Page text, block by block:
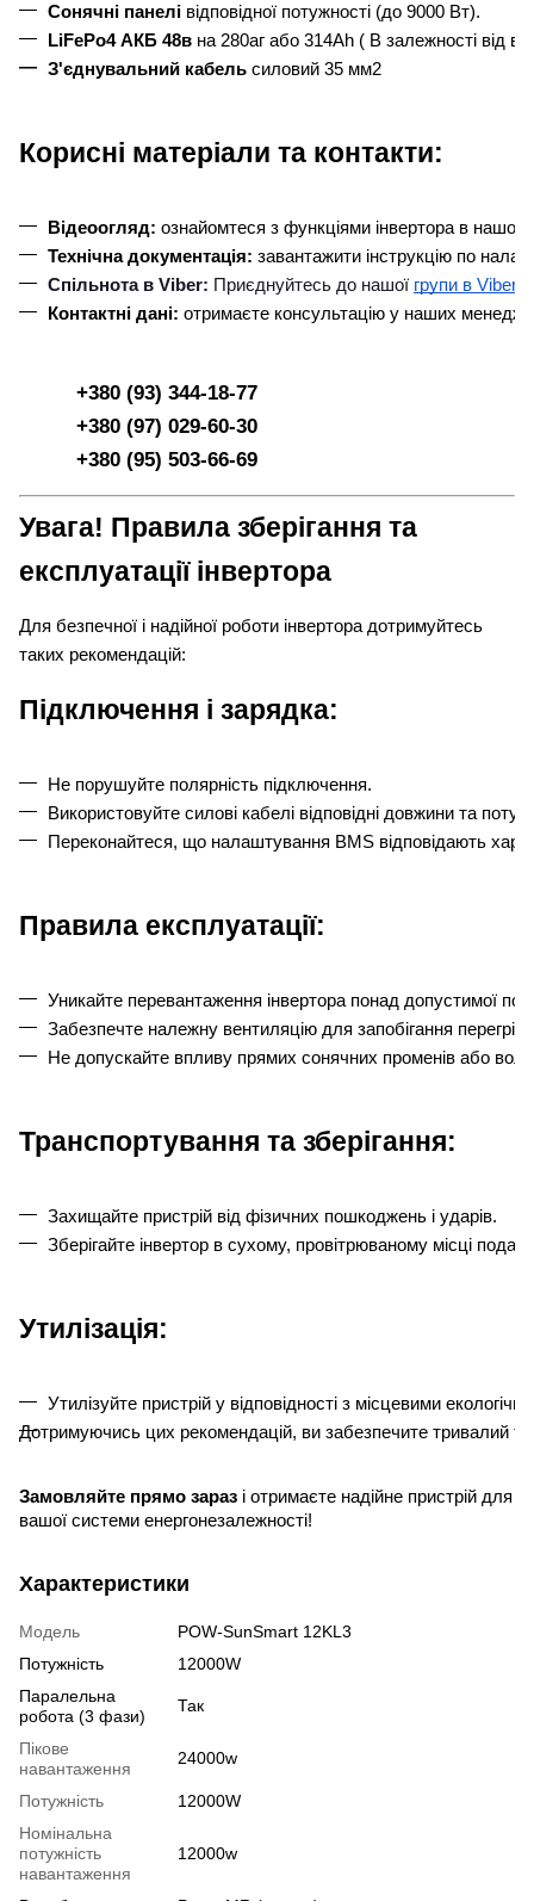
Сонячні панелі відповідної потужності (до 9000 Вт).
LiFePo4 АКБ 48в на 280аг або 314Ah ( В залежності від
З'єднувальний кабель силовий 35 мм2
Корисні матеріали та контакти:
Відеоогляд: ознайомтеся з функціями інвертора в
Технічна документація: завантажити інструкцію по
Спільнота в Viber: Приєднуйтесь до нашої групи в Viber
Контактні дані: отримаєте консультацію у наших
+380 (93) 344-18-77
+380 (97) 029-60-30
+380 (95) 503-66-69
Увага! Правила зберігання та
експлуатації інвертора
Для безпечної і надійної роботи інвертора дотримуйтесь
таких рекомендацій:
Підключення і зарядка:
Не порушуйте полярність підключення.
Використовуйте силові кабелі відповідні довжини та
Переконайтеся, що налаштування BMS відповідають
Правила експлуатації:
Уникайте перевантаження інвертора понад допустимої
Забезпечте належну вентиляцію для запобігання
Не допускайте впливу прямих сонячних променів або
Транспортування та зберігання:
Захищайте пристрій від фізичних пошкоджень і ударів.
Зберігайте інвертор в сухому, провітрюваному місці подалі
Утилізація:
Утилізуйте пристрій у відповідності з місцевими
Дотримуючись цих рекомендацій, ви забезпечите тривалий
Замовляйте прямо зараз і отримаєте надійне пристрій для
вашої системи енергонезалежності!
Характеристики
Модель
POW-SunSmart 12KL3
Потужність
12000W
Паралельна
робота (3 фази)
Так
Пікове
навантаження
24000w
Потужність
12000W
Номінальна
потужність
навантаження
12000w